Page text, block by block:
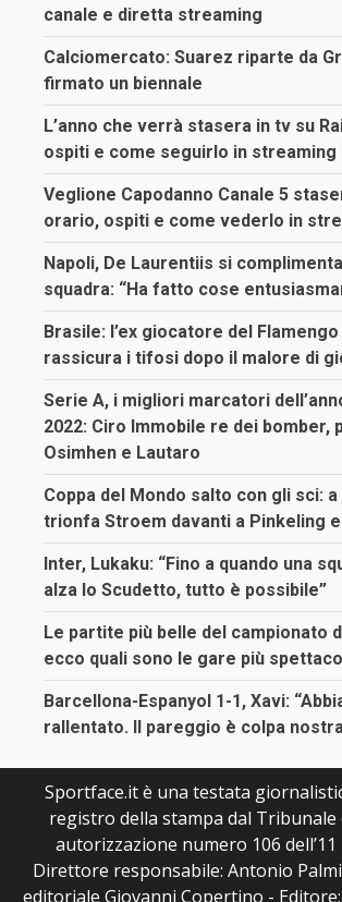
canale e diretta streaming
Calciomercato: Suarez riparte da
firmato un biennale
L’anno che verrà stasera in tv su
ospiti e come seguirlo in streaming
Veglione Capodanno Canale 5
orario, ospiti e come vederlo in
Napoli, De Laurentiis si
squadra: “Ha fatto cose
Brasile: l’ex giocatore del
rassicura i tifosi dopo il malore di
Serie A, i migliori marcatori
2022: Ciro Immobile re dei bomber,
Osimhen e Lautaro
Coppa del Mondo salto con gli sci: a
trionfa Stroem davanti a Pinkeling
Inter, Lukaku: “Fino a quando una
alza lo Scudetto, tutto è possibile”
Le partite più belle del campionato
ecco quali sono le gare più
Barcellona-Espanyol 1-1, Xavi:
rallentato. Il pareggio è colpa
Sportface.it è una testata
registro della stampa dal Tribunale
autorizzazione numero 106 dell’11
Direttore responsabile: Antonio
editoriale Giovanni Copertino -